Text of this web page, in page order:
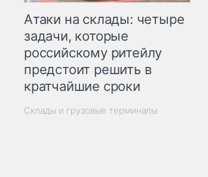
Атаки на склады: четыре
задачи, которые
российскому ритейлу
предстоит решить в
кратчайшие сроки
Склады и грузовые терминалы